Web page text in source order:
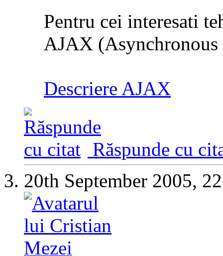
Pentru cei interesati
AJAX
Descriere AJAX
Răspunde cu
20th September 2005,